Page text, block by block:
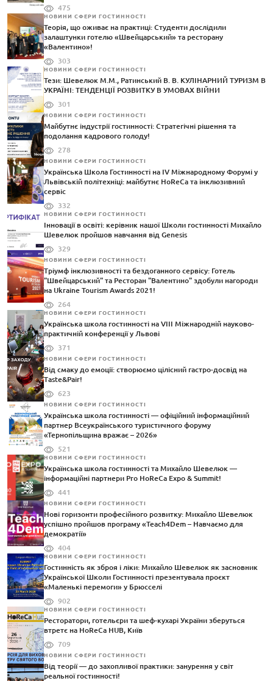
475
НОВИНИ СФЕРИ ГОСТИННОСТІ
Теорія, що оживає на практиці: Студенти дослідили
залаштунки готелю «Швейцарський» та ресторану
«Валентино»!
303
НОВИНИ СФЕРИ ГОСТИННОСТІ
Тези: Шевелюк М.М., Ратинський В. В. КУЛІНАРНИЙ ТУРИЗМ В
УКРАЇНІ: ТЕНДЕНЦІЇ РОЗВИТКУ В УМОВАХ ВІЙНИ
301
НОВИНИ СФЕРИ ГОСТИННОСТІ
Майбутнє індустрії гостинності: Стратегічні рішення та
подолання кадрового голоду!
278
НОВИНИ СФЕРИ ГОСТИННОСТІ
Українська Школа Гостинності на IV Міжнародному Форумі у
Львівській політехніці: майбутнє HoReCa та інклюзивний
сервіс
332
НОВИНИ СФЕРИ ГОСТИННОСТІ
Інновації в освіті: керівник нашої Школи гостинності Михайло
Шевелюк пройшов навчання від Genesis
329
НОВИНИ СФЕРИ ГОСТИННОСТІ
Тріумф інклюзивності та бездоганного сервісу: Готель
"Швейцарський" та Ресторан "Валентино" здобули нагороди
на Ukraine Tourism Awards 2021!
264
НОВИНИ СФЕРИ ГОСТИННОСТІ
Українська школа гостинності на VIII Міжнародній науково-
практичній конференції у Львові
371
НОВИНИ СФЕРИ ГОСТИННОСТІ
Від смаку до емоції: створюємо цілісний гастро-досвід на
Taste&Pair!
623
НОВИНИ СФЕРИ ГОСТИННОСТІ
Українська школа гостинності — офіційний інформаційний
партнер Всеукраїнського туристичного форуму
«Тернопільщина вражає – 2026»
521
НОВИНИ СФЕРИ ГОСТИННОСТІ
Українська школа гостинності та Михайло Шевелюк —
інформаційні партнери Pro HoReCa Expo & Summit!
441
НОВИНИ СФЕРИ ГОСТИННОСТІ
Нові горизонти професійного розвитку: Михайло Шевелюк
успішно пройшов програму «Teach4Dem – Навчаємо для
демократії»
404
НОВИНИ СФЕРИ ГОСТИННОСТІ
Гостинність як зброя і ліки: Михайло Шевелюк як засновник
Української Школи Гостинності презентувала проєкт
«Маленькі перемоги» у Брюсселі
902
НОВИНИ СФЕРИ ГОСТИННОСТІ
Ресторатори, готельєри та шеф-кухарі України зберуться
втретє на HoReCa HUB, Київ
709
НОВИНИ СФЕРИ ГОСТИННОСТІ
Від теорії — до захопливої практики: занурення у світ
реальної гостинності!